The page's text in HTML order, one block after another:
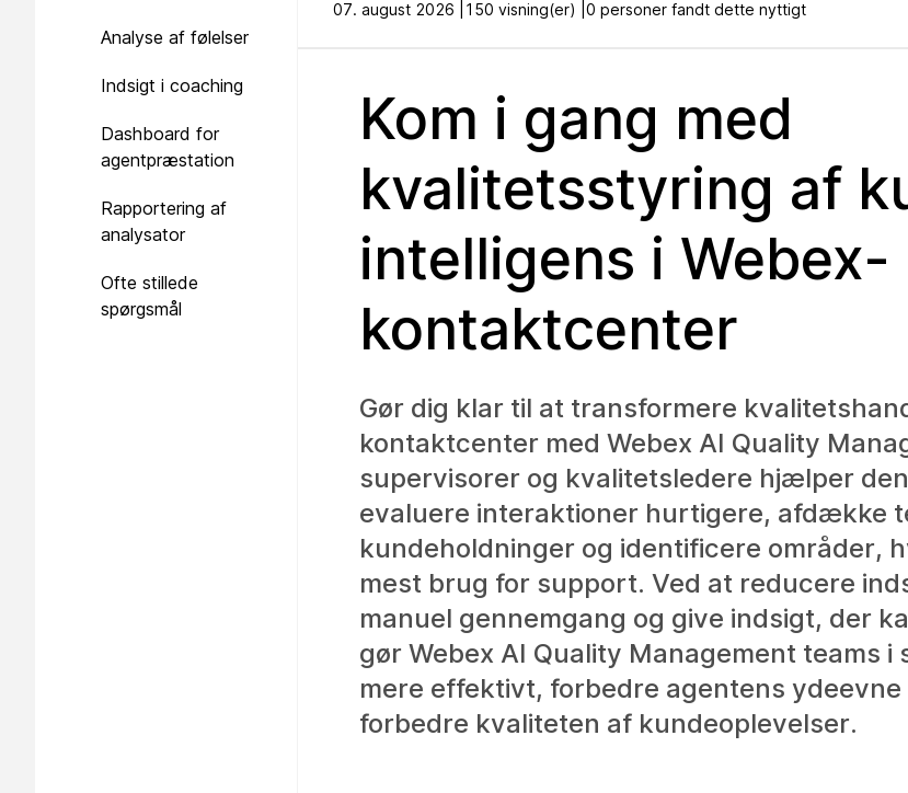
Analyse af følelser
Indsigt i coaching
Dashboard for
agentpræstation
Rapportering af
analysator
Ofte stillede
spørgsmål
07. august 2026 | 150 visning(er) | 0 personer fandt dette nyttigt
Kom i gang med
kvalitetsstyring af
intelligens i Webex-
kontaktcenter
Gør dig klar til at transformere
kontaktcenter med Webex AI Quality
supervisorer og kvalitetsledere hjælper
evaluere interaktioner hurtigere, afdække
kundeholdninger og identificere områder,
mest brug for support. Ved at reducere
manuel gennemgang og give indsigt, der
gør Webex AI Quality Management teams
mere effektivt, forbedre agentens ydeevne
forbedre kvaliteten af kundeoplevelser.